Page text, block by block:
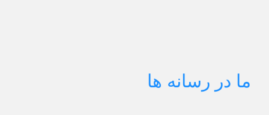
ما در رسانه ها